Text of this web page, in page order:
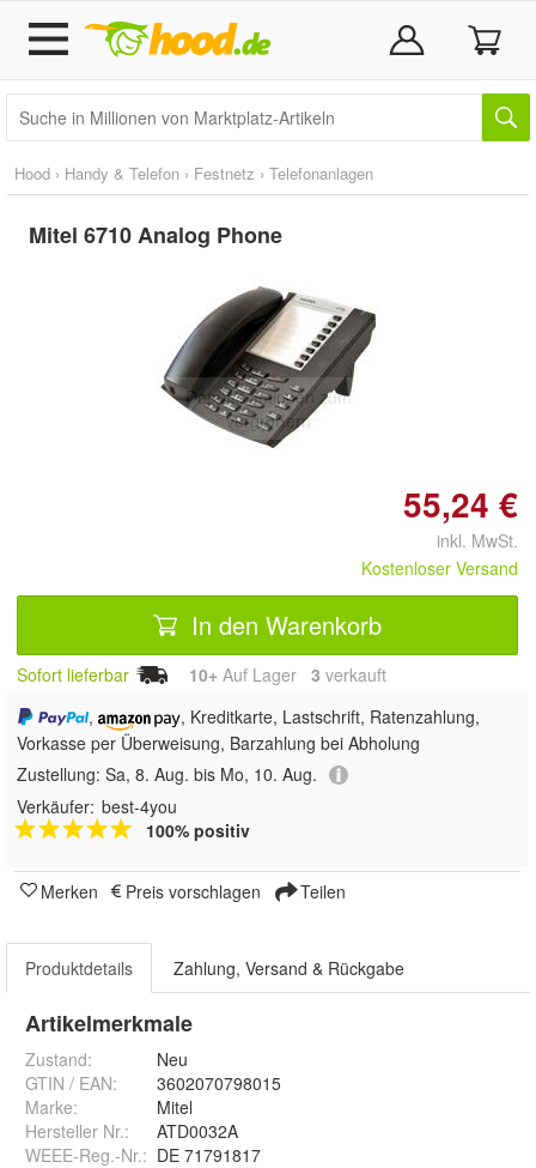
Hood › Handy & Telefon › Festnetz › Telefonanlagen
Mitel 6710 Analog Phone
Doppelt antippen zum
vergrößern
55,24 €
inkl. MwSt.
Kostenloser Versand
In den Warenkorb
Sofort lieferbar 10+ Auf Lager 3 verkauft
,
, Kreditkarte, Lastschrift, Ratenzahlung,
Vorkasse per Überweisung, Barzahlung bei Abholung
Zustellung: Sa, 8. Aug. bis Mo, 10. Aug.
Verkäufer: best-4you
100% positiv
Merken Preis vorschlagen Teilen
Produktdetails Zahlung, Versand & Rückgabe
Artikelmerkmale
Zustand:
Neu
GTIN / EAN:
3602070798015
Marke:
Mitel
Hersteller Nr.:
ATD0032A
WEEE-Reg.-Nr.: DE 71791817